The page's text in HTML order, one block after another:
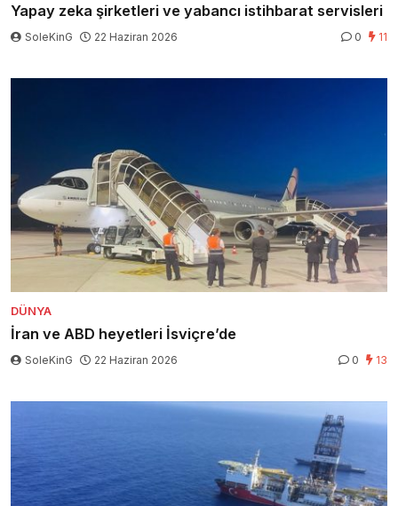
Yapay zeka şirketleri ve yabancı istihbarat servisleri
SoleKinG 22 Haziran 2026 0 11
DÜNYA
İran ve ABD heyetleri İsviçre’de
SoleKinG 22 Haziran 2026 0 13